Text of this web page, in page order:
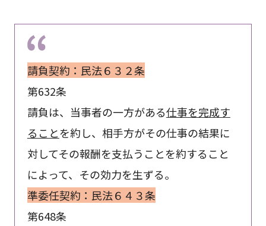
請負契約：民法６３２条
第632条
請負は、当事者の一方がある仕事を完成す
ることを約し、相手方がその仕事の結果に
対してその報酬を支払うことを約すること
によって、その効力を生ずる。
準委任契約：民法６４３条
第648条